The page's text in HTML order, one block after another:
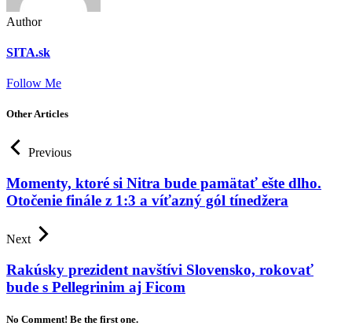
Author
SITA.sk
Follow Me
Other Articles
Previous
Momenty, ktoré si Nitra bude pamätať ešte dlho.
Otočenie finále z 1:3 a víťazný gól tínedžera
Next
Rakúsky prezident navštívi Slovensko, rokovať
bude s Pellegrinim aj Ficom
No Comment! Be the first one.